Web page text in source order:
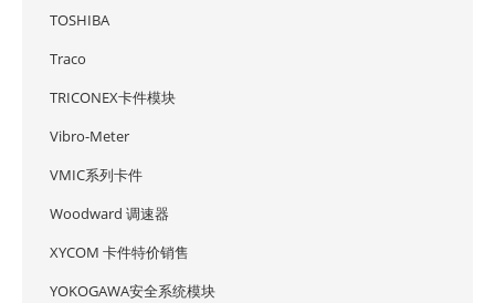
TOSHIBA
Traco
TRICONEX卡件模块
Vibro-Meter
VMIC系列卡件
Woodward 调速器
XYCOM 卡件特价销售
YOKOGAWA安全系统模块